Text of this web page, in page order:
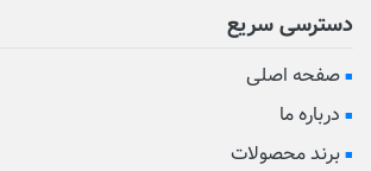
دسترسی سریع
صفحه اصلی
درباره ما
برند محصولات